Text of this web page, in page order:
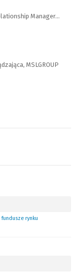
Manager…
MSLGROUP
rynku